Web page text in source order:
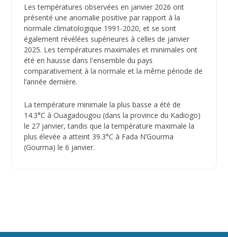
Les températures observées en janvier 2026 ont
présenté une anomalie positive par rapport à la
normale climatologique 1991-2020, et se sont
également révélées supérieures à celles de janvier
2025. Les températures maximales et minimales ont
été en hausse dans l'ensemble du pays
comparativement à la normale et la même période de
l’année dernière.
La température minimale la plus basse a été de
14.3°C à Ouagadougou (dans la province du Kadiogo)
le 27 janvier, tandis que la température maximale la
plus élevée a atteint 39.3°C à Fada N’Gourma
(Gourma) le 6 janvier.